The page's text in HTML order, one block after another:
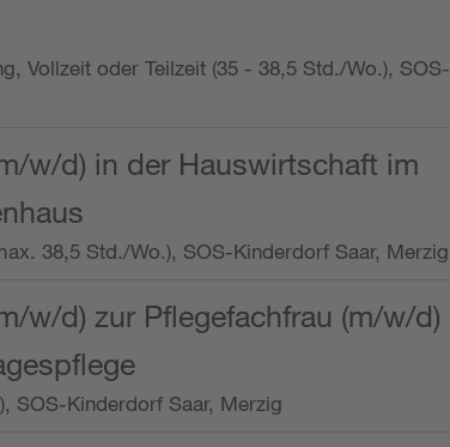
Vollzeit oder Teilzeit (35 - 38,5 Std./Wo.), SOS-
w/d) in der Hauswirtschaft im
38,5 Std./Wo.), SOS-Kinderdorf Saar, Merzig
w/d) zur Pflegefachfrau (m/w/d)
SOS-Kinderdorf Saar, Merzig